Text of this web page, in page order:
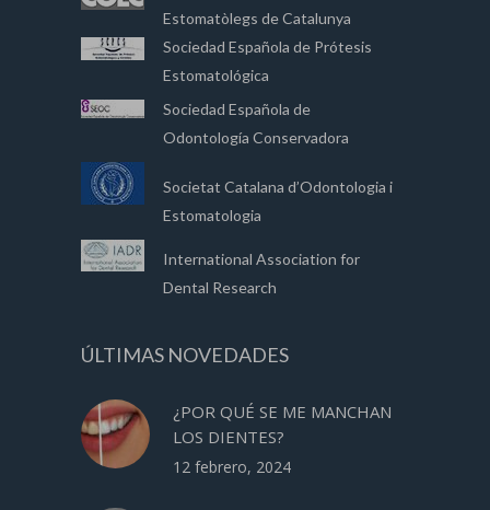
Estomatòlegs de Catalunya
Sociedad Española de Prótesis
Estomatológica
Sociedad Española de
Odontología Conservadora
Societat Catalana d’Odontologia i
Estomatologia
International Association for
Dental Research
ÚLTIMAS NOVEDADES
¿POR QUÉ SE ME MANCHAN
LOS DIENTES?
12 febrero, 2024